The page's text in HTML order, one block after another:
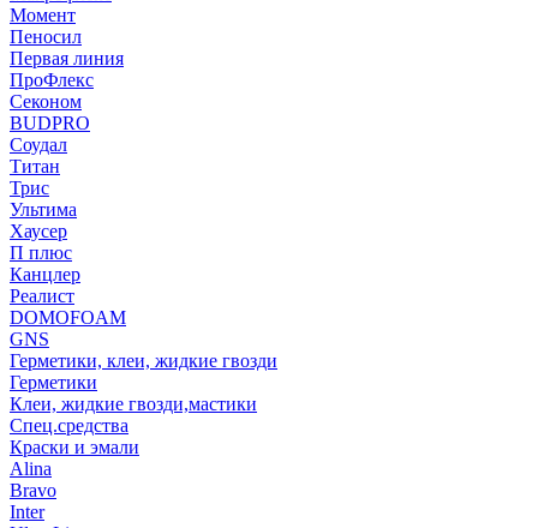
Момент
Пеносил
Первая линия
ПроФлекс
Секоном
BUDPRO
Соудал
Титан
Трис
Ультима
Хаусер
П плюс
Канцлер
Реалист
DOMOFOAM
GNS
Герметики, клеи, жидкие гвозди
Герметики
Клеи, жидкие гвозди,мастики
Спец.средства
Краски и эмали
Alina
Bravo
Inter